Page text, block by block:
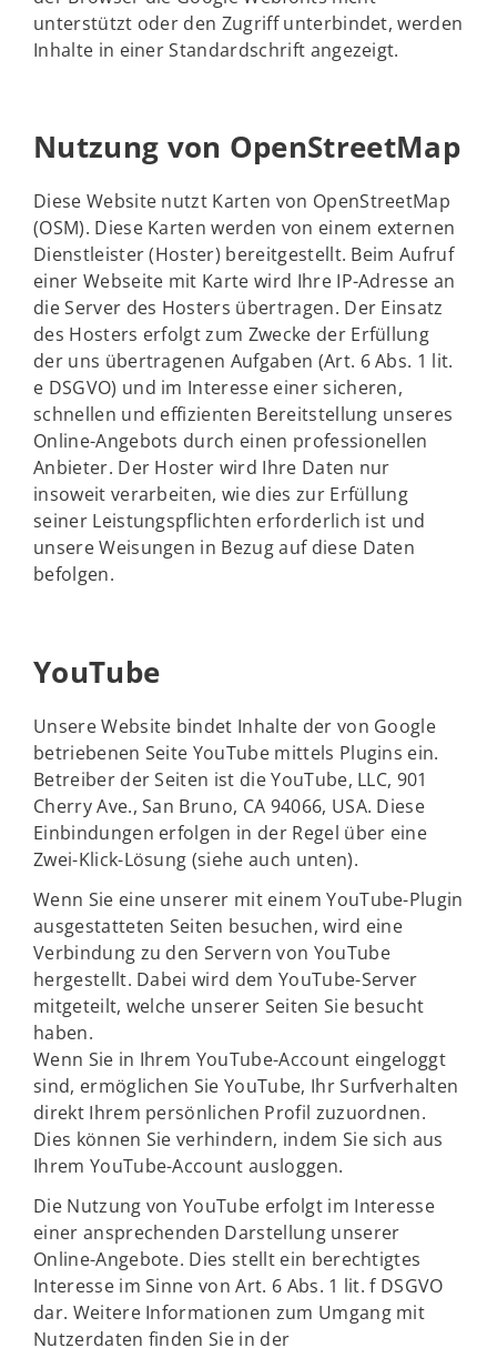
unterstützt oder den Zugriff unterbindet, werden
Inhalte in einer Standardschrift angezeigt.
Nutzung von OpenStreetMap
Diese Website nutzt Karten von OpenStreetMap
(OSM). Diese Karten werden von einem externen
Dienstleister (Hoster) bereitgestellt. Beim Aufruf
einer Webseite mit Karte wird Ihre IP-Adresse an
die Server des Hosters übertragen. Der Einsatz
des Hosters erfolgt zum Zwecke der Erfüllung
der uns übertragenen Aufgaben (Art. 6 Abs. 1 lit.
e DSGVO) und im Interesse einer sicheren,
schnellen und effizienten Bereitstellung unseres
Online-Angebots durch einen professionellen
Anbieter. Der Hoster wird Ihre Daten nur
insoweit verarbeiten, wie dies zur Erfüllung
seiner Leistungspflichten erforderlich ist und
unsere Weisungen in Bezug auf diese Daten
befolgen.
YouTube
Unsere Website bindet Inhalte der von Google
betriebenen Seite YouTube mittels Plugins ein.
Betreiber der Seiten ist die YouTube, LLC, 901
Cherry Ave., San Bruno, CA 94066, USA. Diese
Einbindungen erfolgen in der Regel über eine
Zwei-Klick-Lösung (siehe auch unten).
Wenn Sie eine unserer mit einem YouTube-Plugin
ausgestatteten Seiten besuchen, wird eine
Verbindung zu den Servern von YouTube
hergestellt. Dabei wird dem YouTube-Server
mitgeteilt, welche unserer Seiten Sie besucht
haben.
Wenn Sie in Ihrem YouTube-Account eingeloggt
sind, ermöglichen Sie YouTube, Ihr Surfverhalten
direkt Ihrem persönlichen Profil zuzuordnen.
Dies können Sie verhindern, indem Sie sich aus
Ihrem YouTube-Account ausloggen.
Die Nutzung von YouTube erfolgt im Interesse
einer ansprechenden Darstellung unserer
Online-Angebote. Dies stellt ein berechtigtes
Interesse im Sinne von Art. 6 Abs. 1 lit. f DSGVO
dar. Weitere Informationen zum Umgang mit
Nutzerdaten finden Sie in der